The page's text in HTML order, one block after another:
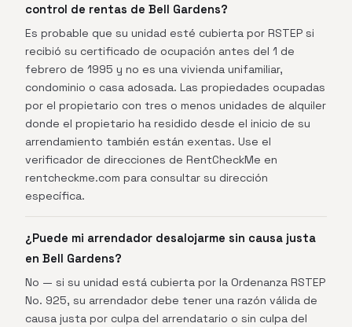
control de rentas de Bell Gardens?
Es probable que su unidad esté cubierta por RSTEP si
recibió su certificado de ocupación antes del 1 de
febrero de 1995 y no es una vivienda unifamiliar,
condominio o casa adosada. Las propiedades ocupadas
por el propietario con tres o menos unidades de alquiler
donde el propietario ha residido desde el inicio de su
arrendamiento también están exentas. Use el
verificador de direcciones de RentCheckMe en
rentcheckme.com para consultar su dirección
específica.
¿Puede mi arrendador desalojarme sin causa justa
en Bell Gardens?
No — si su unidad está cubierta por la Ordenanza RSTEP
No. 925, su arrendador debe tener una razón válida de
causa justa por culpa del arrendatario o sin culpa del